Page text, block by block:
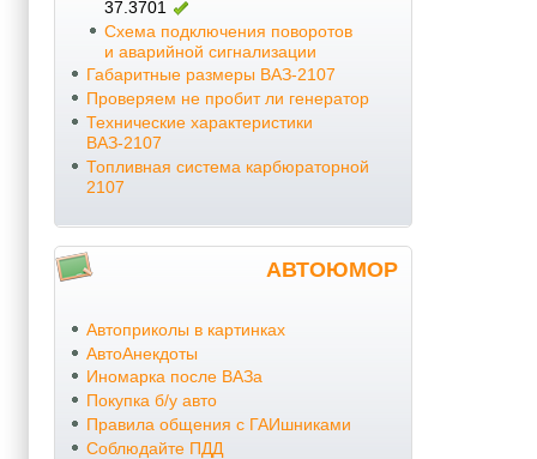
37.3701
Схема подключения поворотов
и аварийной сигнализации
Габаритные размеры ВАЗ-2107
Проверяем не пробит ли генератор
Технические характеристики
ВАЗ-2107
Топливная система карбюраторной
2107
АВТОЮМОР
Автоприколы в картинках
АвтоАнекдоты
Иномарка после ВАЗа
Покупка б/у авто
Правила общения с ГАИшниками
Соблюдайте ПДД